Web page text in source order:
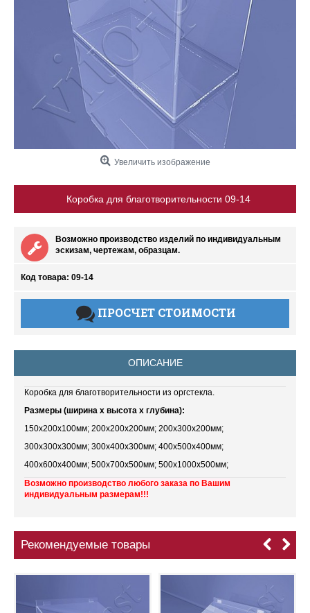
Увеличить изображение
Коробка для благотворительности 09-14
Возможно производство изделий по индивидуальным
эскизам, чертежам, образцам.
Код товара: 09-14
ПРОСЧЕТ СТОИМОСТИ
ОПИСАНИЕ
Коробка для благотворительности из оргстекла.
Размеры (ширина х высота х глубина):
150х200х100мм; 200х200х200мм; 200х300х200мм;
300х300х300мм; 300х400х300мм; 400х500х400мм;
400х600х400мм; 500x700x500мм; 500х1000х500мм;
Возможно производство любого заказа по Вашим
индивидуальным размерам!!!
Рекомендуемые товары